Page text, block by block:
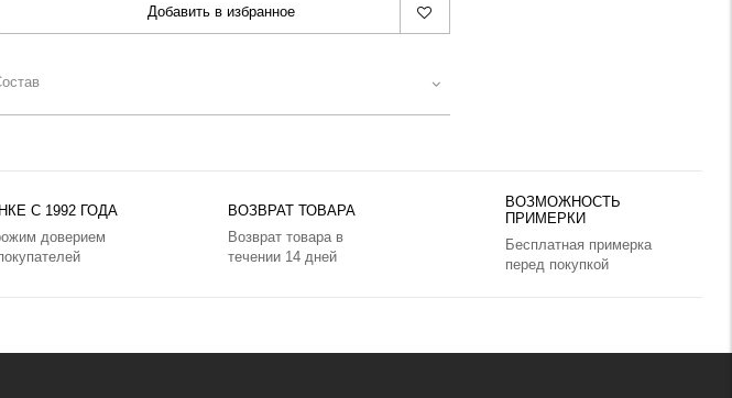
Добавить в избранное
С 1992 ГОДА
доверием
ВОЗВРАТ ТОВАРА
Возврат товара в
течении 14 дней
ВОЗМОЖНОСТЬ
ПРИМЕРКИ
Бесплатная примерка
перед покупкой